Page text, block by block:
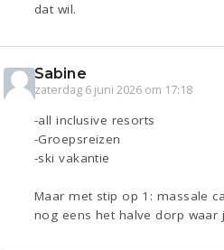
dat wil.
Sabine
zaterdag 6 juni 2026 om 17:18
-all inclusive resorts
-Groepsreizen
-ski vakantie
Maar met stip op 1: massale
nog eens het halve dorp waar